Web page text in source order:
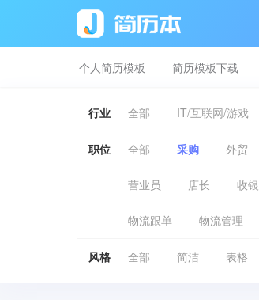
个人简历模板 简历模板下载
行业 全部 IT/互联网/游戏
职位 全部 采购 外贸
营业员 店长 收
物流跟单 物流管理
风格 全部 简洁 表格